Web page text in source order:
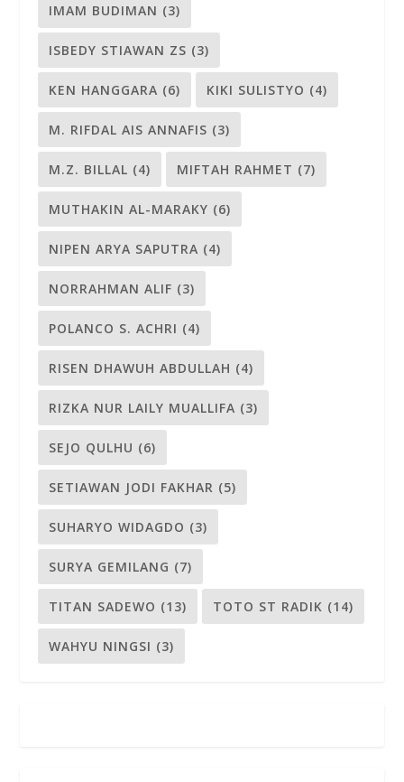
IMAM BUDIMAN (3)
ISBEDY STIAWAN ZS (3)
KEN HANGGARA (6) KIKI SULISTYO (4)
M. RIFDAL AIS ANNAFIS (3)
M.Z. BILLAL (4) MIFTAH RAHMET (7)
MUTHAKIN AL-MARAKY (6)
NIPEN ARYA SAPUTRA (4)
NORRAHMAN ALIF (3)
POLANCO S. ACHRI (4)
RISEN DHAWUH ABDULLAH (4)
RIZKA NUR LAILY MUALLIFA (3)
SEJO QULHU (6)
SETIAWAN JODI FAKHAR (5)
SUHARYO WIDAGDO (3)
SURYA GEMILANG (7)
TITAN SADEWO (13) TOTO ST RADIK (14)
WAHYU NINGSI (3)